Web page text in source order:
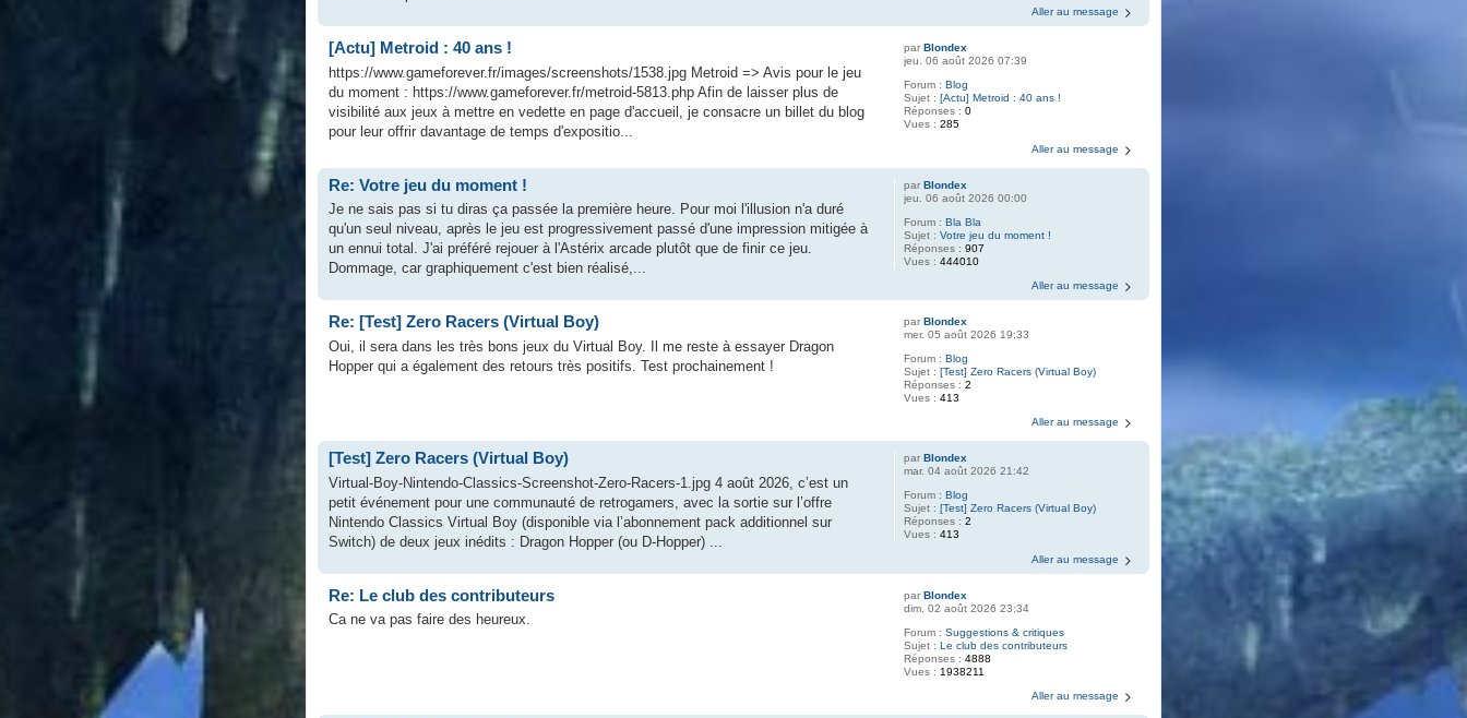
Aller au message
parBlondex
jeu. 06 août 2026 07:39
Forum :Blog
Sujet :[Actu] Metroid : 40 ans !
Réponses :0
Vues :285
[Actu] Metroid : 40 ans !
https://www.gameforever.fr/images/screenshots/1538.jpg Metroid => Avis pour le jeu
du moment : https://www.gameforever.fr/metroid-5813.php Afin de laisser plus de
visibilité aux jeux à mettre en vedette en page d'accueil, je consacre un billet du blog
pour leur offrir davantage de temps d'expositio...
Aller au message
parBlondex
jeu. 06 août 2026 00:00
Forum :Bla Bla
Sujet :Votre jeu du moment !
Réponses :907
Vues :444010
Re: Votre jeu du moment !
Je ne sais pas si tu diras ça passée la première heure. Pour moi l'illusion n'a duré
qu'un seul niveau, après le jeu est progressivement passé d'une impression mitigée à
un ennui total. J'ai préféré rejouer à l'Astérix arcade plutôt que de finir ce jeu.
Dommage, car graphiquement c'est bien réalisé,...
Aller au message
parBlondex
mer. 05 août 2026 19:33
Forum :Blog
Sujet :[Test] Zero Racers (Virtual Boy)
Réponses :2
Vues :413
Re: [Test] Zero Racers (Virtual Boy)
Oui, il sera dans les très bons jeux du Virtual Boy. Il me reste à essayer Dragon
Hopper qui a également des retours très positifs. Test prochainement !
Aller au message
parBlondex
mar. 04 août 2026 21:42
Forum :Blog
Sujet :[Test] Zero Racers (Virtual Boy)
Réponses :2
Vues :413
[Test] Zero Racers (Virtual Boy)
Virtual-Boy-Nintendo-Classics-Screenshot-Zero-Racers-1.jpg 4 août 2026, c’est un
petit événement pour une communauté de retrogamers, avec la sortie sur l’offre
Nintendo Classics Virtual Boy (disponible via l’abonnement pack additionnel sur
Switch) de deux jeux inédits : Dragon Hopper (ou D-Hopper) ...
Aller au message
parBlondex
dim. 02 août 2026 23:34
Forum :Suggestions & critiques
Sujet :Le club des contributeurs
Réponses :4888
Vues : 1938211
Re: Le club des contributeurs
Ca ne va pas faire des heureux.
Aller au message